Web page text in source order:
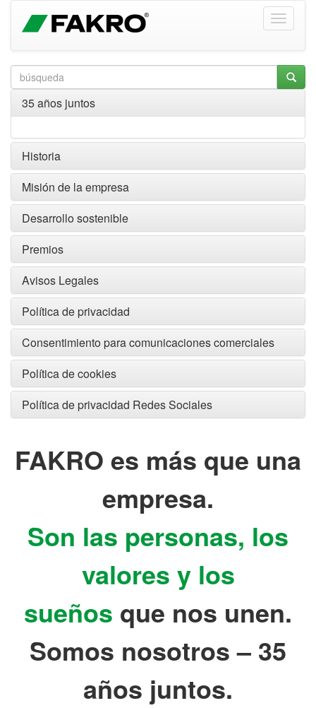
35 años juntos
Historia
Misión de la empresa
Desarrollo sostenible
Premios
Avisos Legales
Política de privacidad
Consentimiento para comunicaciones comerciales
Política de cookies
Política de privacidad Redes Sociales
FAKRO es más que una
empresa.
Son las personas, los
valores y los
sueños que nos unen.
Somos nosotros – 35
años juntos.